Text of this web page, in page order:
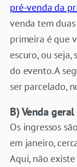
pré-venda da
venda tem
primeira é que
escuro, ou seja,
do evento. A
ser parcelado,
B) Venda
Os ingressos
em janeiro,
Aqui, não